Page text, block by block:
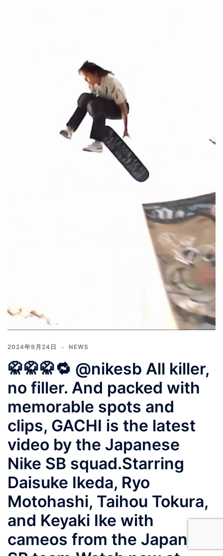
2024年9月24日 NEWS
🥋🥋🥋🔁 @nikesb All killer,
no filler. And packed with
memorable spots and
clips, GACHI is the latest
video by the Japanese
Nike SB squad.Starring
Daisuke Ikeda, Ryo
Motohashi, Taihou Tokura,
and Keyaki Ike with
cameos from the Japanese